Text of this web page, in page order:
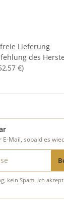
Lieferung
des
€)
Mail, sobald es
kein Spam. Ich